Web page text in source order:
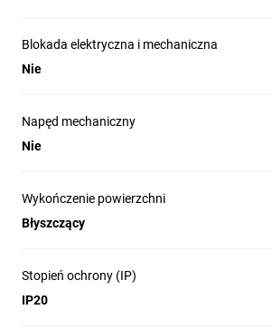
Blokada elektryczna i mechaniczna
Nie
Napęd mechaniczny
Nie
Wykończenie powierzchni
Błyszczący
Stopień ochrony (IP)
IP20